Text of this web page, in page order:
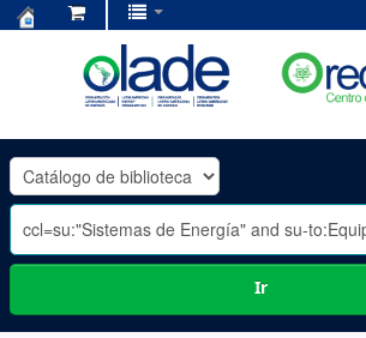
OLADE
-
Ir